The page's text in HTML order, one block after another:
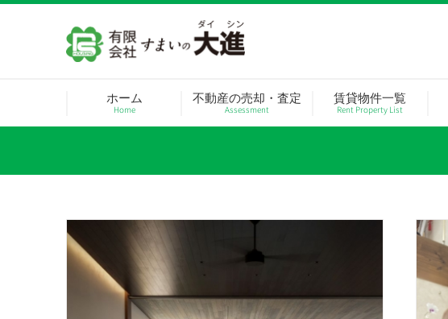
Skip
ホーム
Home
不動産の売却・査定
Assessment
賃貸物件一覧
Rent Property List